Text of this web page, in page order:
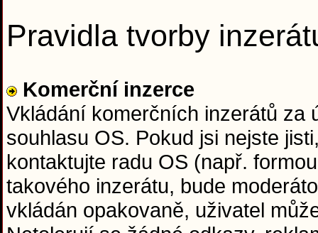
Pravidla tvorby
Komerční inzerce
Vkládání komerčních inzerátů za
souhlasu OS. Pokud jsi nejste
kontaktujte radu OS (např.
takového inzerátu, bude
vkládán opakovaně, uživatel